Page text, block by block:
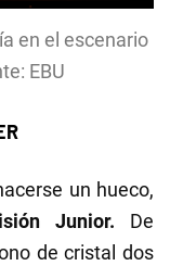
en el escenario
EBU
un hueco,
Junior. De
de cristal dos